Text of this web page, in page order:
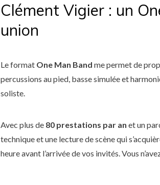
Clément Vigier : un
union
Le format One Man Band me permet de
percussions au pied, basse simulée et
soliste.
Avec plus de 80 prestations par an et un
technique et une lecture de scène qui
heure avant l’arrivée de vos invités. Vous